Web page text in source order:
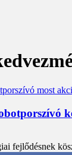
fejlődésnek